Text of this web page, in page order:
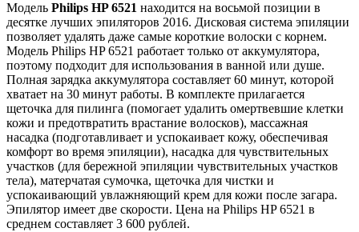
Модель Philips HP6521 находится на восьмой позиции в
десятке лучших эпиляторов 2016. Дисковая система эпиляции
позволяет удалять даже самые короткие волоски с корнем.
Модель Philips HP 6521 работает только от аккумулятора,
поэтому подходит для использования в ванной или душе.
Полная зарядка аккумулятора составляет 60 минут, которой
хватает на 30 минут работы. В комплекте прилагается
щеточка для пилинга (помогает удалить омертвевшие клетки
кожи и предотвратить врастание волосков), массажная
насадка (подготавливает и успокаивает кожу, обеспечивая
комфорт во время эпиляции), насадка для чувствительных
участков (для бережной эпиляции чувствительных участков
тела), матерчатая сумочка, щеточка для чистки и
успокаивающий увлажняющий крем для кожи после загара.
Эпилятор имеет две скорости. Цена на Philips HP 6521 в
среднем составляет 3 600 рублей.